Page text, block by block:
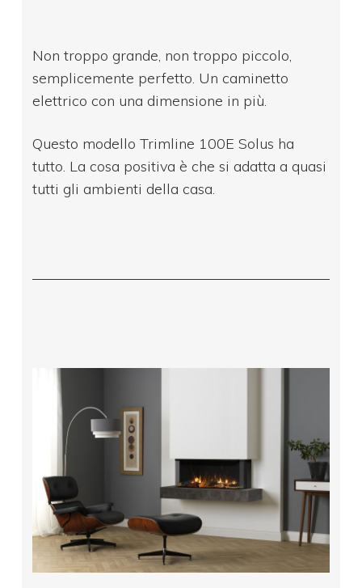
Non troppo grande, non troppo piccolo,
semplicemente perfetto. Un caminetto
elettrico con una dimensione in più.
Questo modello Trimline 100E Solus ha
tutto. La cosa positiva è che si adatta a quasi
tutti gli ambienti della casa.